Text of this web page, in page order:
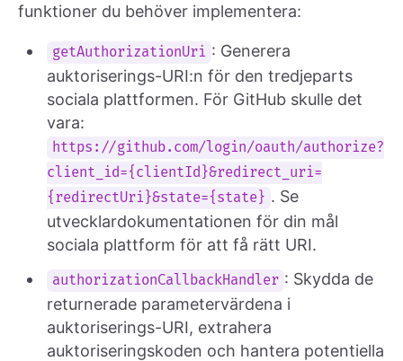
funktioner du behöver implementera:
getAuthorizationUri : Generera
auktoriserings-URI:n för den tredjeparts
sociala plattformen. För GitHub skulle det
vara:
https://github.com/login/oauth/authorize?
client_id={clientId}&redirect_uri=
{redirectUri}&state={state} . Se
utvecklardokumentationen för din mål
sociala plattform för att få rätt URI.
authorizationCallbackHandler : Skydda de
returnerade parametervärdena i
auktoriserings-URI, extrahera
auktoriseringskoden och hantera potentiella